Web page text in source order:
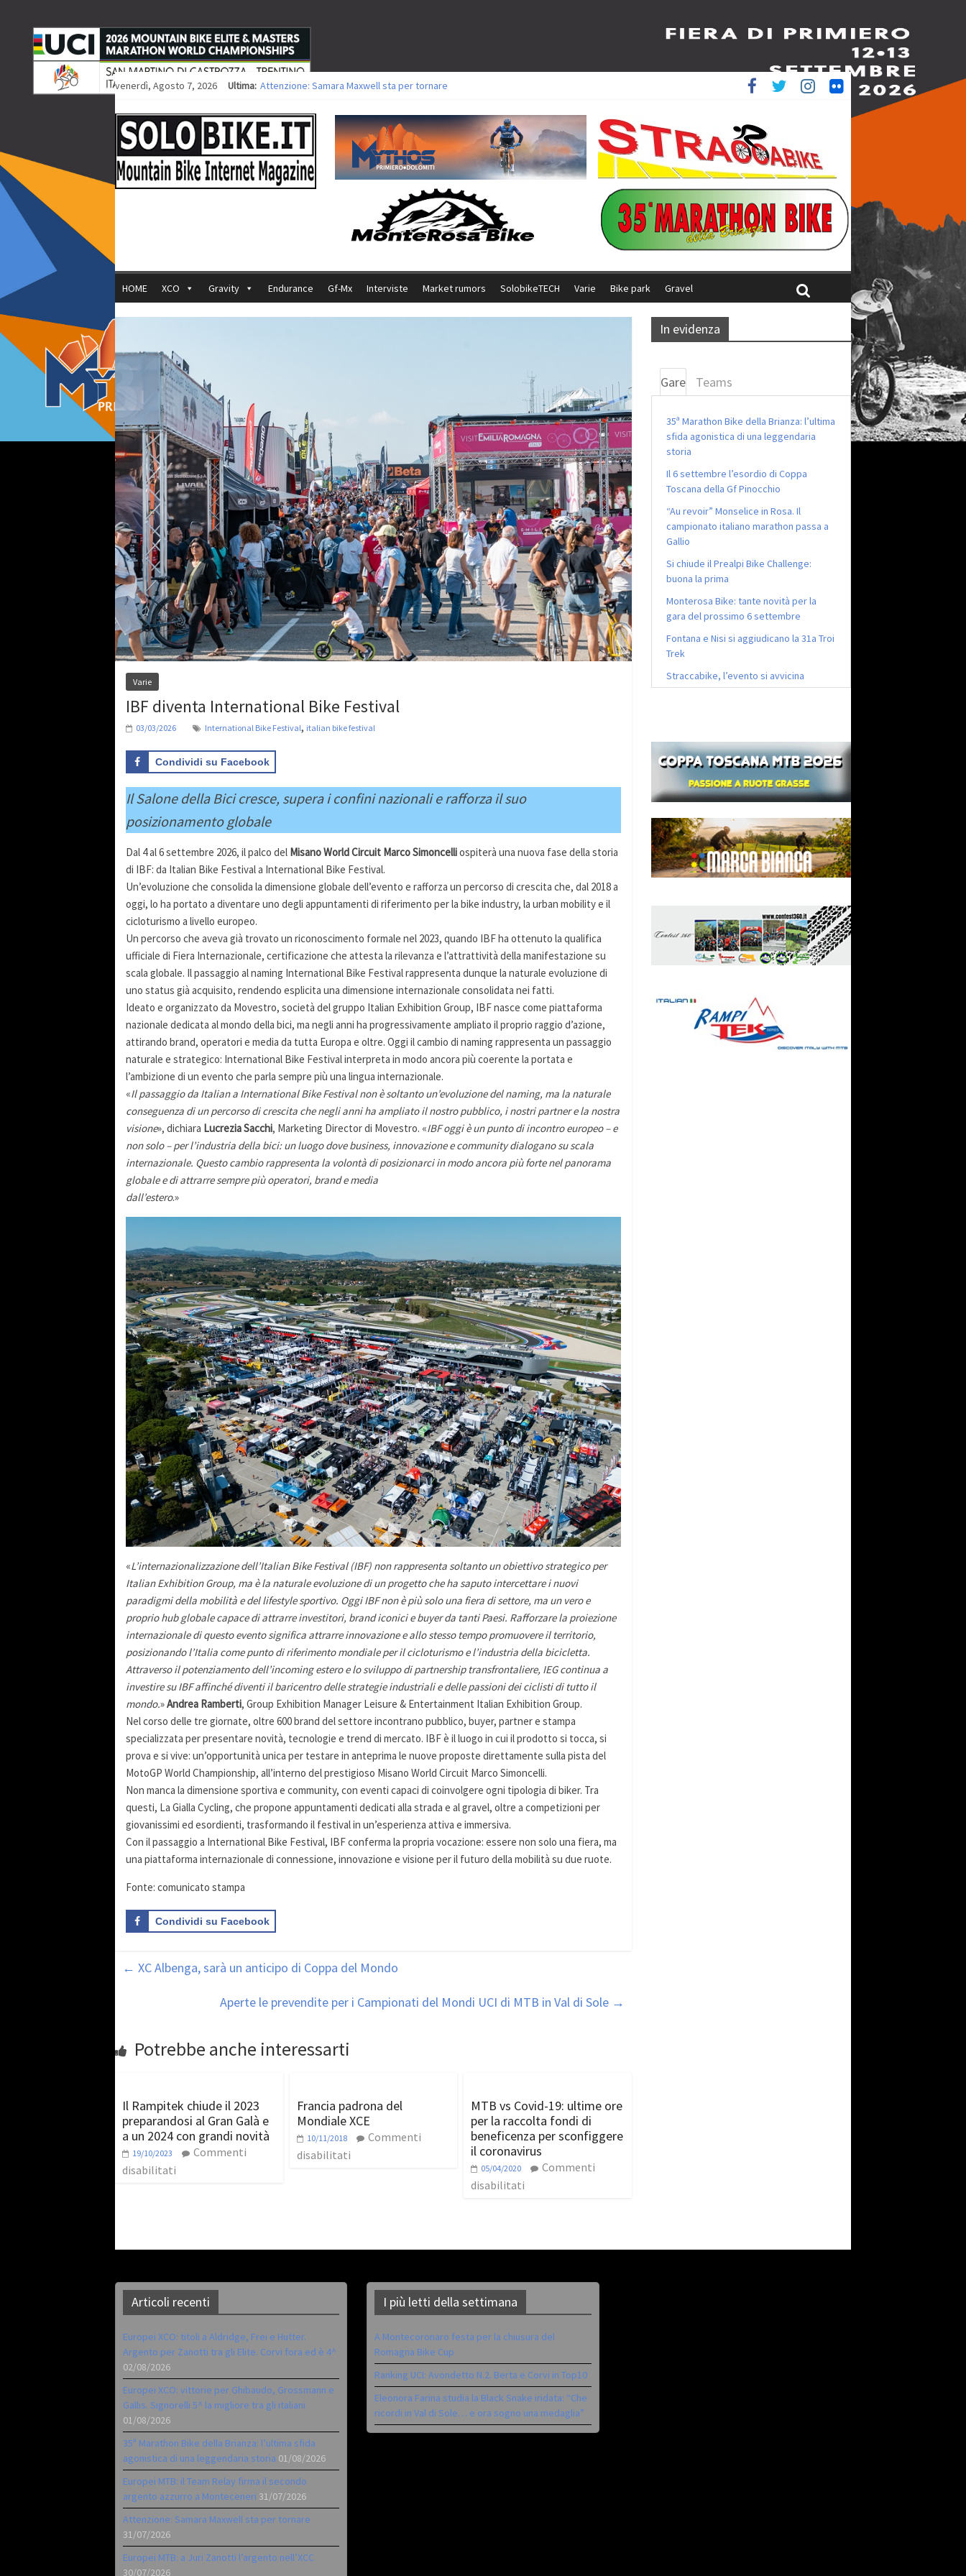
venerdì, Agosto 7, 2026 Ultima: Attenzione: Samara Maxwell sta per tornare
Europei XCO: vittorie per Ghibaudo, Grossmann e Gallis. Signorelli 5^ la migliore tra gli italiani
35ª Marathon Bike della Brianza: l’ultima sfida agonistica di una leggendaria storia
Europei MTB: il Team Relay firma il secondo argento azzurro a Monteceneri
HOME XCO Gravity Endurance Gf-Mx Interviste Market rumors SolobikeTECH Varie Bike park Gravel
Varie
IBF diventa International Bike Festival
03/03/2026 International Bike Festival, italian bike festival
Condividi su Facebook
Il Salone della Bici cresce, supera i confini nazionali e rafforza il suo
posizionamento globale
Dal 4 al 6 settembre 2026, il palco del Misano World Circuit Marco Simoncelliospiterà una nuova fase della storia
di IBF: da Italian Bike Festival a International Bike Festival.
Un’evoluzione che consolida la dimensione globale dell’evento e rafforza un percorso di crescita che, dal 2018 a
oggi, lo ha portato a diventare uno degli appuntamenti di riferimento per la bike industry, la urban mobility e il
cicloturismo a livello europeo.
Un percorso che aveva già trovato un riconoscimento formale nel 2023, quando IBF ha ottenuto la qualifica
ufficiale di Fiera Internazionale, certificazione che attesta la rilevanza e l’attrattività della manifestazione su
scala globale. Il passaggio al naming International Bike Festival rappresenta dunque la naturale evoluzione di
uno status già acquisito, rendendo esplicita una dimensione internazionale consolidata nei fatti.
Ideato e organizzato da Movestro, società del gruppo Italian Exhibition Group, IBF nasce come piattaforma
nazionale dedicata al mondo della bici, ma negli anni ha progressivamente ampliato il proprio raggio d’azione,
attirando brand, operatori e media da tutta Europa e oltre. Oggi il cambio di naming rappresenta un passaggio
naturale e strategico: International Bike Festival interpreta in modo ancora più coerente la portata e
l’ambizione di un evento che parla sempre più una lingua internazionale.
«Il passaggio da Italian a International Bike Festival non è soltanto un’evoluzione del naming, ma la naturale
conseguenza di un percorso di crescita che negli anni ha ampliato il nostro pubblico, i nostri partner e la nostra
visione», dichiara Lucrezia Sacchi, Marketing Director di Movestro. «IBF oggi è un punto di incontro europeo – e
non solo – per l’industria della bici: un luogo dove business, innovazione e community dialogano su scala
internazionale. Questo cambio rappresenta la volontà di posizionarci in modo ancora più forte nel panorama
globale e di attrarre sempre più operatori, brand e media
dall’estero.»
«L’internazionalizzazione dell’Italian Bike Festival (IBF) non rappresenta soltanto un obiettivo strategico per
Italian Exhibition Group, ma è la naturale evoluzione di un progetto che ha saputo intercettare i nuovi
paradigmi della mobilità e del lifestyle sportivo. Oggi IBF non è più solo una fiera di settore, ma un vero e
proprio hub globale capace di attrarre investitori, brand iconici e buyer da tanti Paesi. Rafforzare la proiezione
internazionale di questo evento significa attrarre innovazione e allo stesso tempo promuovere il territorio,
posizionando l’Italia come punto di riferimento mondiale per il cicloturismo e l’industria della bicicletta.
Attraverso il potenziamento dell’incoming estero e lo sviluppo di partnership transfrontaliere, IEG continua a
investire su IBF affinché diventi il baricentro delle strategie industriali e delle passioni dei ciclisti di tutto il
mondo.»Andrea Ramberti, Group Exhibition Manager Leisure & Entertainment Italian Exhibition Group.
Nel corso delle tre giornate, oltre 600 brand del settore incontrano pubblico, buyer, partner e stampa
specializzata per presentare novità, tecnologie e trend di mercato. IBF è il luogo in cui il prodotto si tocca, si
prova e si vive: un’opportunità unica per testare in anteprima le nuove proposte direttamente sulla pista del
MotoGP World Championship, all’interno del prestigioso Misano World Circuit Marco Simoncelli.
Non manca la dimensione sportiva e community, con eventi capaci di coinvolgere ogni tipologia di biker. Tra
questi, La Gialla Cycling, che propone appuntamenti dedicati alla strada e al gravel, oltre a competizioni per
giovanissimi ed esordienti, trasformando il festival in un’esperienza attiva e immersiva.
Con il passaggio a International Bike Festival, IBF conferma la propria vocazione: essere non solo una fiera, ma
una piattaforma internazionale di connessione, innovazione e visione per il futuro della mobilità su due ruote.
Fonte: comunicato stampa
Condividi su Facebook
← XC Albenga, sarà un anticipo di Coppa del Mondo
Aperte le prevendite per i Campionati del Mondi UCI di MTB in Val di Sole →
Potrebbe anche interessarti
Il Rampitek chiude il 2023
preparandosi al Gran Galà e
a un 2024 con grandi novità
19/10/2023
Commenti
disabilitati
Francia padrona del
Mondiale XCE
10/11/2018
Commenti
disabilitati
MTB vs Covid-19: ultime ore
per la raccolta fondi di
beneficenza per sconfiggere
il coronavirus
05/04/2020
Commenti
disabilitati
In evidenza
Gare Teams
35ª Marathon Bike della Brianza: l’ultima
sfida agonistica di una leggendaria
storia
Il 6 settembre l’esordio di Coppa
Toscana della Gf Pinocchio
“Au revoir” Monselice in Rosa. Il
campionato italiano marathon passa a
Gallio
Si chiude il Prealpi Bike Challenge:
buona la prima
Monterosa Bike: tante novità per la
gara del prossimo 6 settembre
Fontana e Nisi si aggiudicano la 31a Troi
Trek
Straccabike, l’evento si avvicina
Articoli recenti
Europei XCO: titoli a Aldridge, Frei e Hutter.
Argento per Zanotti tra gli Elite. Corvi fora ed è 4^
02/08/2026
Europei XCO: vittorie per Ghibaudo, Grossmann e
Gallis. Signorelli 5^ la migliore tra gli italiani
01/08/2026
35ª Marathon Bike della Brianza: l’ultima sfida
agonistica di una leggendaria storia 01/08/2026
Europei MTB: il Team Relay firma il secondo
argento azzurro a Monteceneri 31/07/2026
Attenzione: Samara Maxwell sta per tornare
31/07/2026
Europei MTB: a Juri Zanotti l’argento nell’XCC
30/07/2026
I più letti della settimana
A Montecoronaro festa per la chiusura del
Romagna Bike Cup
Ranking UCI: Avondetto N.2. Berta e Corvi in Top10
Eleonora Farina studia la Black Snake iridata: “Che
ricordi in Val di Sole… e ora sogno una medaglia”